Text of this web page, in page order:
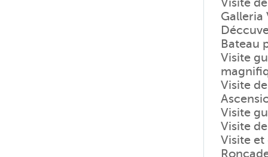
Galleria
Bateau
Visite
Visite
Visite
Visite
Visite et